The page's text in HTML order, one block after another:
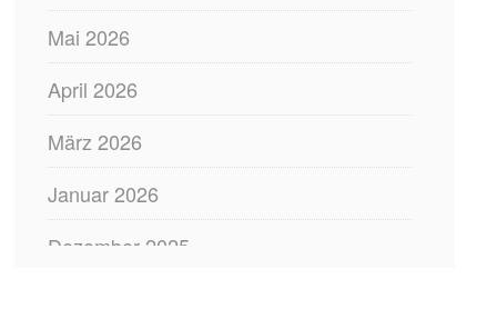
Mai 2026
April 2026
März 2026
Januar 2026
Dezember 2025